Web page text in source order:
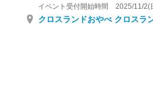
イベント受付開始時間 2025/11/2(
クロスランドおやべ クロスラ